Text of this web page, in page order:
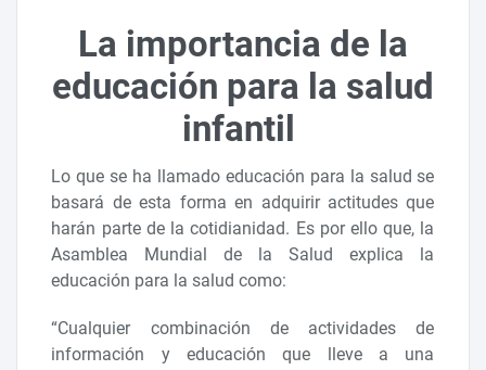
La importancia de la
educación para la salud
infantil
Lo que se ha llamado educación para la salud se
basará de esta forma en adquirir actitudes que
harán parte de la cotidianidad. Es por ello que, la
Asamblea Mundial de la Salud explica la
educación para la salud como:
“Cualquier combinación de actividades de
información y educación que lleve a una